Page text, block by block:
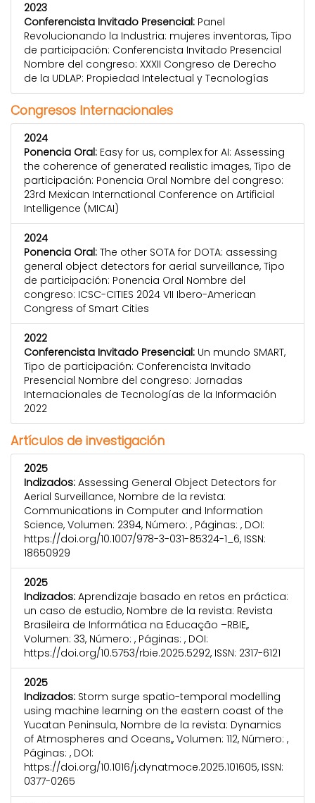
2023
Conferencista Invitado Presencial: Panel
Revolucionando la Industria: mujeres inventoras, Tipo
de participación: Conferencista Invitado Presencial
Nombre del congreso: XXXII Congreso de Derecho
de la UDLAP: Propiedad Intelectual y Tecnologías
Congresos Internacionales
2024
Ponencia Oral: Easy for us, complex for AI: Assessing
the coherence of generated realistic images, Tipo de
participación: Ponencia Oral Nombre del congreso:
23rd Mexican International Conference on Artificial
Intelligence (MICAI)
2024
Ponencia Oral: The other SOTA for DOTA: assessing
general object detectors for aerial surveillance, Tipo
de participación: Ponencia Oral Nombre del
congreso: ICSC-CITIES 2024 VII Ibero-American
Congress of Smart Cities
2022
Conferencista Invitado Presencial: Un mundo SMART,
Tipo de participación: Conferencista Invitado
Presencial Nombre del congreso: Jornadas
Internacionales de Tecnologías de la Información
2022
Artículos de investigación
2025
Indizados: Assessing General Object Detectors for
Aerial Surveillance, Nombre de la revista:
Communications in Computer and Information
Science, Volumen: 2394, Número: , Páginas: , DOI:
https://doi.org/10.1007/978-3-031-85324-1_6, ISSN:
18650929
2025
Indizados: Aprendizaje basado en retos en práctica:
un caso de estudio, Nombre de la revista: Revista
Brasileira de Informática na Educação –RBIE,,
Volumen: 33, Número: , Páginas: , DOI:
https://doi.org/10.5753/rbie.2025.5292, ISSN: 2317-6121
2025
Indizados: Storm surge spatio-temporal modelling
using machine learning on the eastern coast of the
Yucatan Peninsula, Nombre de la revista: Dynamics
of Atmospheres and Oceans,, Volumen: 112, Número: ,
Páginas: , DOI:
https://doi.org/10.1016/j.dynatmoce.2025.101605, ISSN:
0377-0265